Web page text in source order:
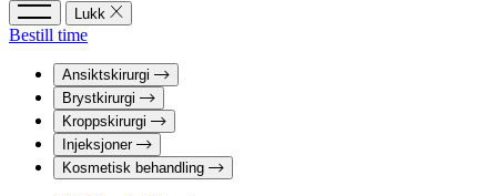
Lukk
Bestill time
Ansiktskirurgi
Brystkirurgi
Kroppskirurgi
Injeksjoner
Kosmetisk behandling